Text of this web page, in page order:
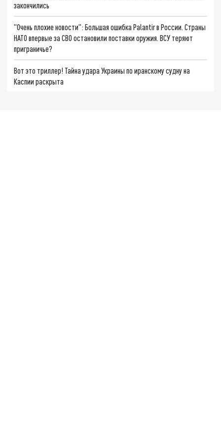
закончились
"Очень плохие новости": Большая ошибка Palantir в России. Страны
НАТО впервые за СВО остановили поставки оружия. ВСУ теряют
приграничье?
Вот это триллер! Тайна удара Украины по иранскому судну на
Каспии раскрыта